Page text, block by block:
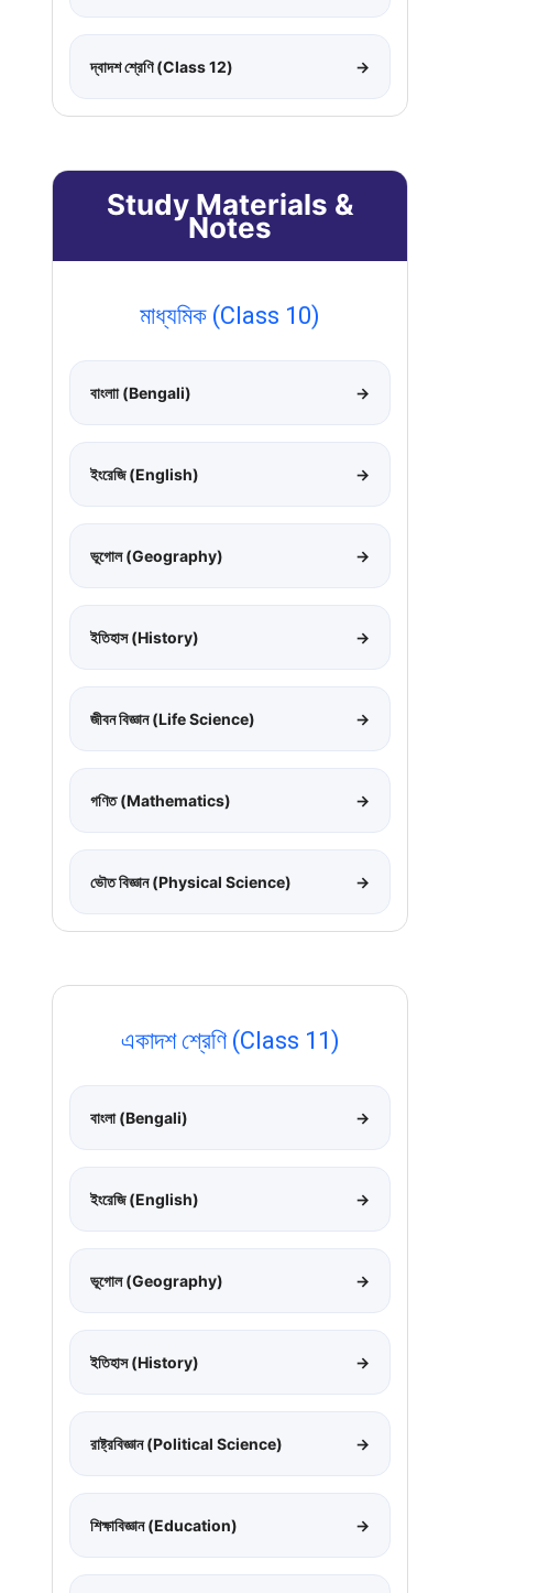
দ্বাদশ শ্রেণি (Class 12) →
Study Materials &
Notes
মাধ্যমিক (Class 10)
বাংলাা (Bengali) →
ইংরেজি (English) →
ভূগোল (Geography) →
ইতিহাস (History) →
জীবন বিজ্ঞান (Life Science) →
গণিত (Mathematics) →
ভৌত বিজ্ঞান (Physical Science) →
একাদশ শ্রেণি (Class 11)
বাংলা (Bengali) →
ইংরেজি (English) →
ভূগোল (Geography) →
ইতিহাস (History) →
রাষ্ট্রবিজ্ঞান (Political Science) →
শিক্ষাবিজ্ঞান (Education) →